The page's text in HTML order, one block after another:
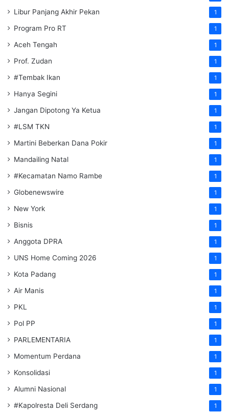
Libur Panjang Akhir Pekan 1
Program Pro RT 1
Aceh Tengah 1
Prof. Zudan 1
#Tembak Ikan 1
Hanya Segini 1
Jangan Dipotong Ya Ketua 1
#LSM TKN 1
Martini Beberkan Dana Pokir 1
Mandailing Natal 1
#Kecamatan Namo Rambe 1
Globenewswire 1
New York 1
Bisnis 1
Anggota DPRA 1
UNS Home Coming 2026 1
Kota Padang 1
Air Manis 1
PKL 1
Pol PP 1
PARLEMENTARIA 1
Momentum Perdana 1
Konsolidasi 1
Alumni Nasional 1
#Kapolresta Deli Serdang 1